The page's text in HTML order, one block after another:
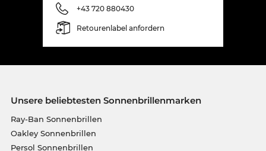
+43 720 880430
Retourenlabel anfordern
Unsere beliebtesten Sonnenbrillenmarken
Ray-Ban Sonnenbrillen
Oakley Sonnenbrillen
Persol Sonnenbrillen